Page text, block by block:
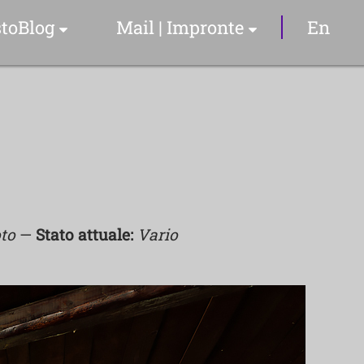
Articoli & Info
Mail | Impronte En
— Stato attuale: Vario